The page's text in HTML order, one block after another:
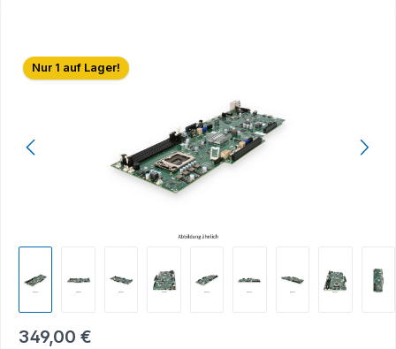
Bildergalerie überspringen
Nur 1 auf Lager!
349,00 €